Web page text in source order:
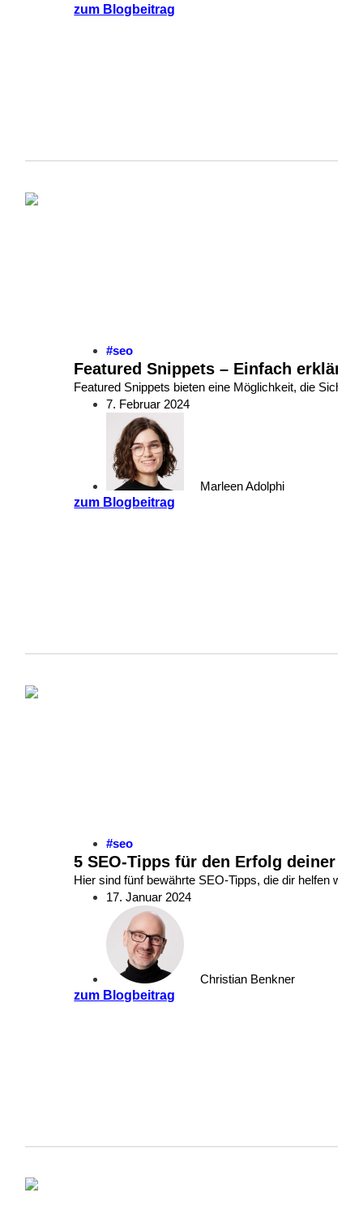
zum Blogbeitrag
#seo
Featured Snippets – Einfach erklärt!
Featured Snippets bieten eine Möglichkeit, die
7. Februar 2024
Marleen Adolphi
zum Blogbeitrag
#seo
5 SEO-Tipps für den Erfolg deiner
Hier sind fünf bewährte SEO-Tipps, die dir helfen
17. Januar 2024
Christian Benkner
zum Blogbeitrag